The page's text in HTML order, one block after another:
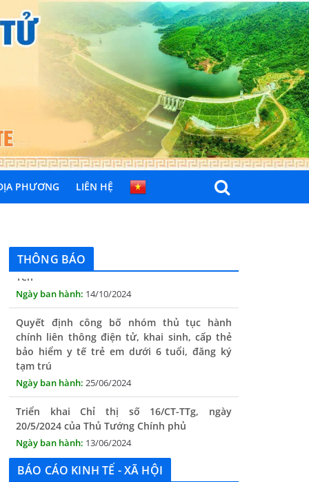
PHƯƠNG LIÊN HỆ
THÔNG BÁO
THÔNG BÁO Niêm yết danh mục dịch vụ công
Yên
Quyết định công bố nhóm thủ tục hành
chính liên thông điện tử, khai sinh, cấp thẻ
bảo hiểm y tế trẻ em dưới 6 tuổi, đăng ký
tạm trú
25/06/2024
Triển khai Chỉ thị số 16/CT-TTg, ngày
20/5/2024 của Thủ Tướng Chính phủ
13/06/2024
Tăng cường lãnh đạo, chỉ đạo nâng cao cải
cách hành chính
13/06/2024
BÁO CÁO KINH TẾ - XÃ HỘI